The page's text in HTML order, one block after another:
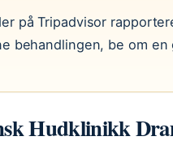
på Tripadvisor
behandlingen, be om
Hudklinikk